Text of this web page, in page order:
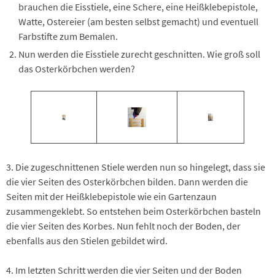
brauchen die Eisstiele, eine Schere, eine Heißklebepistole,
Watte, Ostereier (am besten selbst gemacht) und eventuell
Farbstifte zum Bemalen.
Nun werden die Eisstiele zurecht geschnitten. Wie groß soll
das Osterkörbchen werden?
3. Die zugeschnittenen Stiele werden nun so hingelegt, dass sie
die vier Seiten des Osterkörbchen bilden. Dann werden die
Seiten mit der Heißklebepistole wie ein Gartenzaun
zusammengeklebt. So entstehen beim Osterkörbchen basteln
die vier Seiten des Korbes. Nun fehlt noch der Boden, der
ebenfalls aus den Stielen gebildet wird.
4. Im letzten Schritt werden die vier Seiten und der Boden